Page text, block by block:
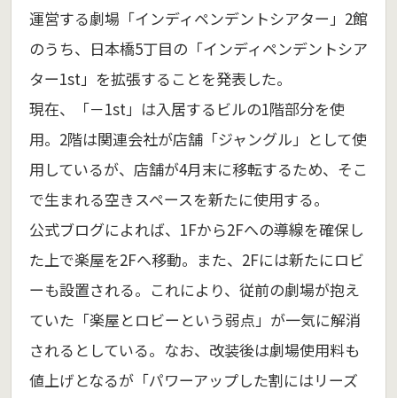
運営する劇場「インディペンデントシアター」2館
のうち、日本橋5丁目の「インディペンデントシア
ター1st」を拡張することを発表した。
現在、「－1st」は入居するビルの1階部分を使
用。2階は関連会社が店舗「ジャングル」として使
用しているが、店舗が4月末に移転するため、そこ
で生まれる空きスペースを新たに使用する。
公式ブログによれば、1Fから2Fへの導線を確保し
た上で楽屋を2Fへ移動。また、2Fには新たにロビ
ーも設置される。これにより、従前の劇場が抱え
ていた「楽屋とロビーという弱点」が一気に解消
されるとしている。なお、改装後は劇場使用料も
値上げとなるが「パワーアップした割にはリーズ